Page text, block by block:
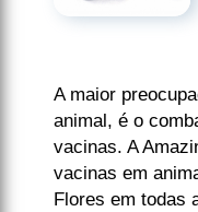
A maior
animal, é o
vacinas. A
vacinas em
Flores em todas